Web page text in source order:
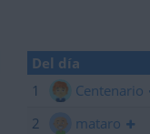
Del día
1
Centenario
2
mataro